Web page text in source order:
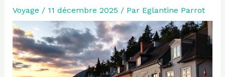
Voyage / 11 décembre 2025 / Par Eglantine Parrot